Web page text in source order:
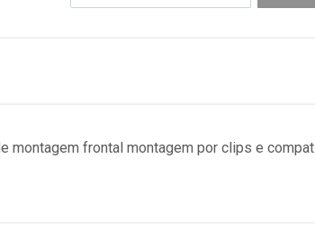
montagem frontal montagem por clips e